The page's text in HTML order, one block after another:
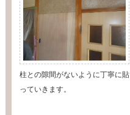
柱との隙間がないように丁寧に貼
っていきます。